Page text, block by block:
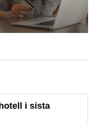
i sista